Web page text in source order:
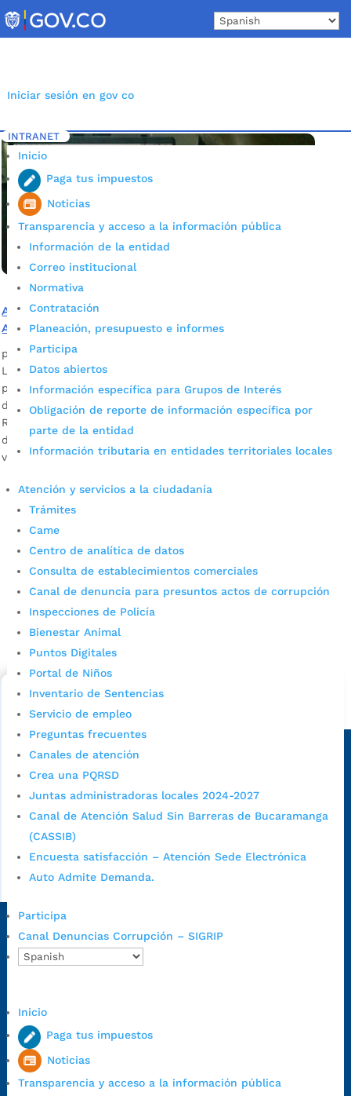
to
content
Iniciar sesión en gov co
INTRANET
Inicio
Paga tus impuestos
Noticias
Transparencia y acceso a la información pública
Información de la entidad
Correo institucional
Normativa
Contratación
Planeación, presupuesto e informes
Participa
Datos abiertos
Información específica para Grupos de Interés
Obligación de reporte de información específica por
parte de la entidad
Información tributaria en entidades territoriales locales
Atención y servicios a la ciudadanía
Trámites
Came
Centro de analítica de datos
Consulta de establecimientos comerciales
Canal de denuncia para presuntos actos de corrupción
Inspecciones de Policía
Bienestar Animal
Puntos Digitales
Portal de Niños
Inventario de Sentencias
Servicio de empleo
Preguntas frecuentes
Canales de atención
Crea una PQRSD
Juntas administradoras locales 2024-2027
Canal de Atención Salud Sin Barreras de Bucaramanga
(CASSIB)
Encuesta satisfacción – Atención Sede Electrónica
Auto Admite Demanda.
Participa
Canal Denuncias Corrupción – SIGRIP
Inicio
Paga tus impuestos
Noticias
Transparencia y acceso a la información pública
Inicio 5 Etiqueta: Reunión
Alcaldía y Mesa Municipal de Víctimas del Conflicto
Armado tienen encuentro virtual hoy
por Alcaldía de Bucaramanga
La reunión virtual, prevista para las 8:00 a.m. a través de la
plataforma Zoom, se dará en el marco de la construcción
del nuevo Plan de Desarrollo de Bucaramanga. María Juliana
Ruiz – Asesora de Despacho para la construcción del Plan
de Desarrollo Descargar audio El objetivo del encuentro
virtual con los miembros de la […]
Cupos Escolares Bucaramanga 2022
Consulta aqui los pasos para inscribirse y solicitar un
cupo escolar en los colegios oficiales de
Bucaramanga.
Alcaldía de Bucaramanga
Sede principal
Dirección Fase I:Calle 35 # 10-43, Bucaramanga, Santander,
Colombia.
Código Postal:
Horario de Atención:Lunes a jueves de 7:00 a.m. a 12:00 m y de
1:00 p.m. a 5:30 p.m. / viernes jornada continua en el horario de
7:00 a.m. a 5:00 p.m., con 30 minutos de descanso al medio día.